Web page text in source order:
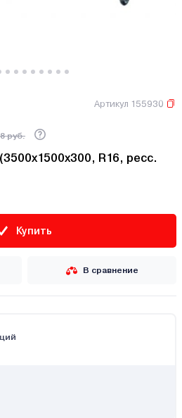
Артикул 155930
руб.
R16, ресс.
Купить
В сравнение